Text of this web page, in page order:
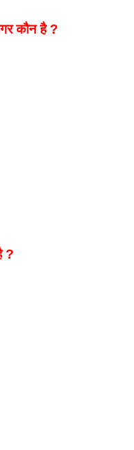
कौन है ?
?